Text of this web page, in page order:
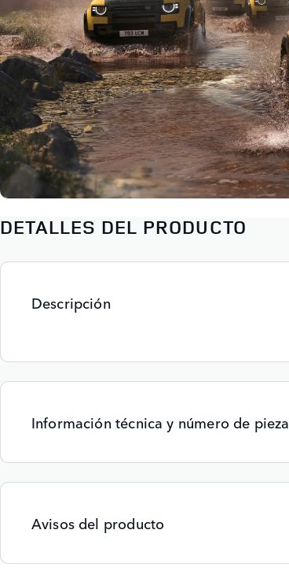
DETALLES DEL PRODUCTO
Descripción
Información técnica y número de pieza
Avisos del producto